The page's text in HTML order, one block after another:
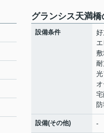
グランシス天満橋
設備条件
設備(その他) -